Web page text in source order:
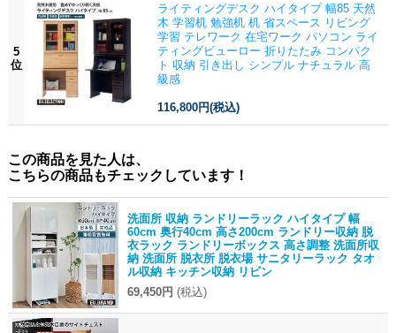
5
位
ライティングデスク ハイタイプ 幅85 天然
木 学習机 勉強机 机 省スペース リビング
学習 テレワーク 在宅ワーク パソコン ライ
ティングビューロー 折りたたみ コンパク
ト 収納 引き出し シンプル ナチュラル 高
級感
116,800円(税込)
この商品を見た人は、
こちらの商品もチェックしています！
洗面所 収納 ランドリーラック ハイタイプ 幅
60cm 奥行40cm 高さ200cm ランドリー収納 脱
衣ラック ランドリーボックス 高さ調整 洗面所収
納 洗面所 脱衣所 脱衣場 サニタリーラック タオ
ル収納 キッチン収納 リビン
69,450円 (税込)